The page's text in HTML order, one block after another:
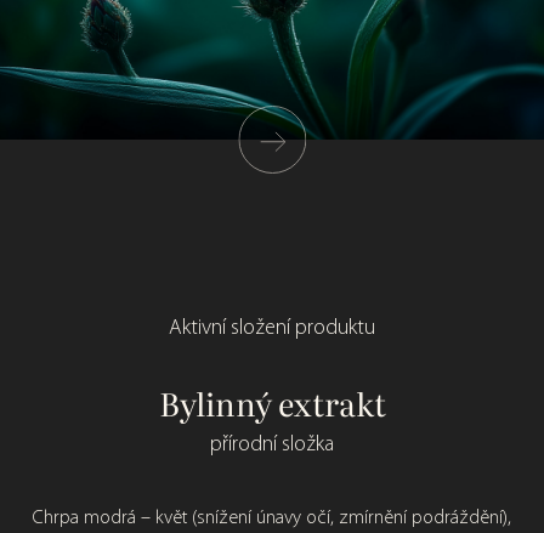
Aktivní složení produktu
Bylinný extrakt
přírodní složka
Chrpa modrá – květ (snížení únavy očí, zmírnění podráždění),
(mikroskopické váčky) produkované buňkami, které slouží k